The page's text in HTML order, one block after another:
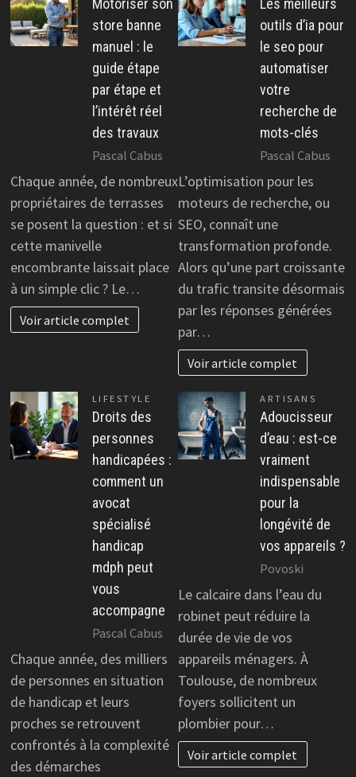
Motoriser son
store banne
manuel : le
guide étape
par étape et
l’intérêt réel
des travaux
Pascal Cabus
Chaque année, de nombreux
propriétaires de terrasses
se posent la question : et si
cette manivelle
encombrante laissait place
à un simple clic ? Le…
Voir article complet
Les meilleurs
outils d’ia pour
le seo pour
automatiser
votre
recherche de
mots-clés
Pascal Cabus
L’optimisation pour les
moteurs de recherche, ou
SEO, connaît une
transformation profonde.
Alors qu’une part croissante
du trafic transite désormais
par les réponses générées
par…
Voir article complet
LIFESTYLE
Droits des
personnes
handicapées :
comment un
avocat
spécialisé
handicap
mdph peut
vous
accompagne
Pascal Cabus
Chaque année, des milliers
de personnes en situation
de handicap et leurs
proches se retrouvent
confrontés à la complexité
des démarches
ARTISANS
Adoucisseur
d’eau : est-ce
vraiment
indispensable
pour la
longévité de
vos appareils ?
Povoski
Le calcaire dans l’eau du
robinet peut réduire la
durée de vie de vos
appareils ménagers. À
Toulouse, de nombreux
foyers sollicitent un
plombier pour…
Voir article complet